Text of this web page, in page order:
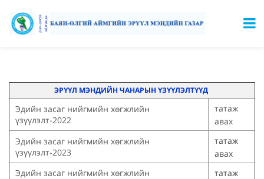
ЭРҮҮЛ МЭНДИЙН ЧАНАРЫН ҮЗҮҮЛЭЛТҮҮД
Эдийн засаг нийгмийн хөгжлийн
үзүүлэлт-2022
татаж
авах
Эдийн засаг нийгмийн хөгжлийн
үзүүлэлт-2023
татаж
авах
Эдийн засаг нийгмийн хөгжлийн
татаж